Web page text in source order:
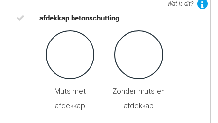
Wat is dit?
afdekkap betonschutting
Muts met
afdekkap
Zonder muts en
afdekkap